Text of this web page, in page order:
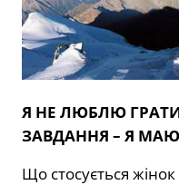
Я НЕ ЛЮБЛЮ
ЗАВДАННЯ – Я
Що стосується